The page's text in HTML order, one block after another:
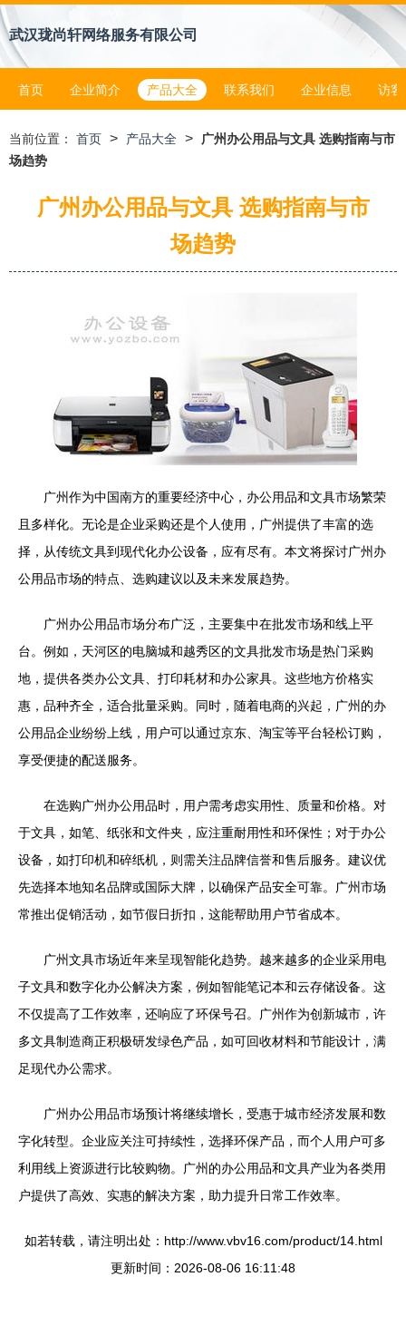
武汉珑尚轩网络服务有限公司
首页 企业简介 产品大全 联系我们 企业信息 访客
当前位置： 首页 > 产品大全 >
广州办公用品与文具 选购指南与市
场趋势
广州办公用品与文具 选购指南与市
场趋势
广州作为中国南方的重要经济中心，办公用品和文具市场繁荣
且多样化。无论是企业采购还是个人使用，广州提供了丰富的选
择，从传统文具到现代化办公设备，应有尽有。本文将探讨广州办
公用品市场的特点、选购建议以及未来发展趋势。
广州办公用品市场分布广泛，主要集中在批发市场和线上平
台。例如，天河区的电脑城和越秀区的文具批发市场是热门采购
地，提供各类办公文具、打印耗材和办公家具。这些地方价格实
惠，品种齐全，适合批量采购。同时，随着电商的兴起，广州的办
公用品企业纷纷上线，用户可以通过京东、淘宝等平台轻松订购，
享受便捷的配送服务。
在选购广州办公用品时，用户需考虑实用性、质量和价格。对
于文具，如笔、纸张和文件夹，应注重耐用性和环保性；对于办公
设备，如打印机和碎纸机，则需关注品牌信誉和售后服务。建议优
先选择本地知名品牌或国际大牌，以确保产品安全可靠。广州市场
常推出促销活动，如节假日折扣，这能帮助用户节省成本。
广州文具市场近年来呈现智能化趋势。越来越多的企业采用电
子文具和数字化办公解决方案，例如智能笔记本和云存储设备。这
不仅提高了工作效率，还响应了环保号召。广州作为创新城市，许
多文具制造商正积极研发绿色产品，如可回收材料和节能设计，满
足现代办公需求。
广州办公用品市场预计将继续增长，受惠于城市经济发展和数
字化转型。企业应关注可持续性，选择环保产品，而个人用户可多
利用线上资源进行比较购物。广州的办公用品和文具产业为各类用
户提供了高效、实惠的解决方案，助力提升日常工作效率。
如若转载，请注明出处：http://www.vbv16.com/product/14.html
更新时间：2026-08-06 16:11:48